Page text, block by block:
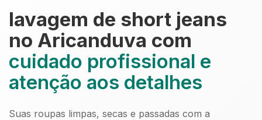
lavagem de short jeans
no Aricanduva com
cuidado profissional e
atenção aos detalhes
Suas roupas limpas, secas e passadas com a